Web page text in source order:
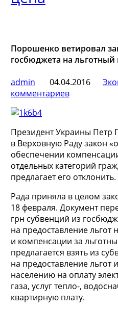
Порошенко ветировал
госбюджета на льготный
admin
04.04.2016
комментариев
Президент Украины Петр
в Верховную Раду закон
обеспечении
отдельных категорий
предлагает его отклонить.
Рада приняла в целом
18 февраля. Документ
грн субвенций из
на предоставление льгот
и компенсации за
предлагается взять из
на предоставление
населению на оплату
газа, услуг тепло-,
квартирную плату.